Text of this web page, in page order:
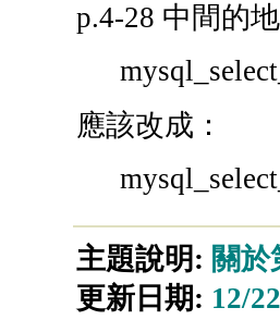
p.4-28 中間的
應該改成：
主題說明: 關
更新日期: 12/